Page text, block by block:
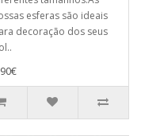
esferas são ideais
decoração dos seus